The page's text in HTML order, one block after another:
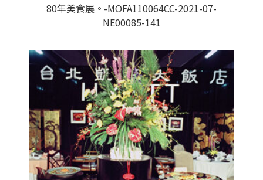
80年美食展。-MOFA110064CC-2021-07-
NE00085-141